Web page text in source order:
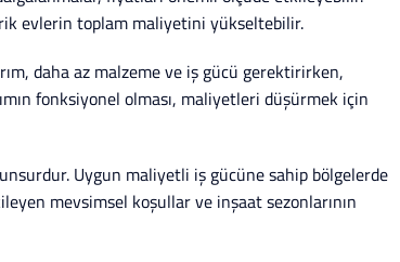
evlerin toplam maliyetini yükseltebilir.
daha az malzeme ve iş gücü gerektirirken,
fonksiyonel olması, maliyetleri düşürmek için
Uygun maliyetli iş gücüne sahip bölgelerde
mevsimsel koşullar ve inşaat sezonlarının